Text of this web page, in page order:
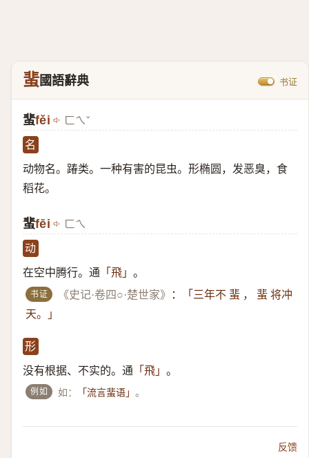
蜚國語辭典 书证
蜚fěi ㄈㄟˇ
名
动物名。踳类。一种有害的昆虫。形椭圆，发恶臭，食
稻花。
蜚fēi ㄈㄟ
动
在空中腾行。通 「飛」 。
书证 《史记·卷四○·楚世家》 ：
「三年不 蜚 ， 蜚 将冲
天。」
形
没有根据、不实的。通 「飛」 。
例如 如： 「流言蜚语」。
反馈